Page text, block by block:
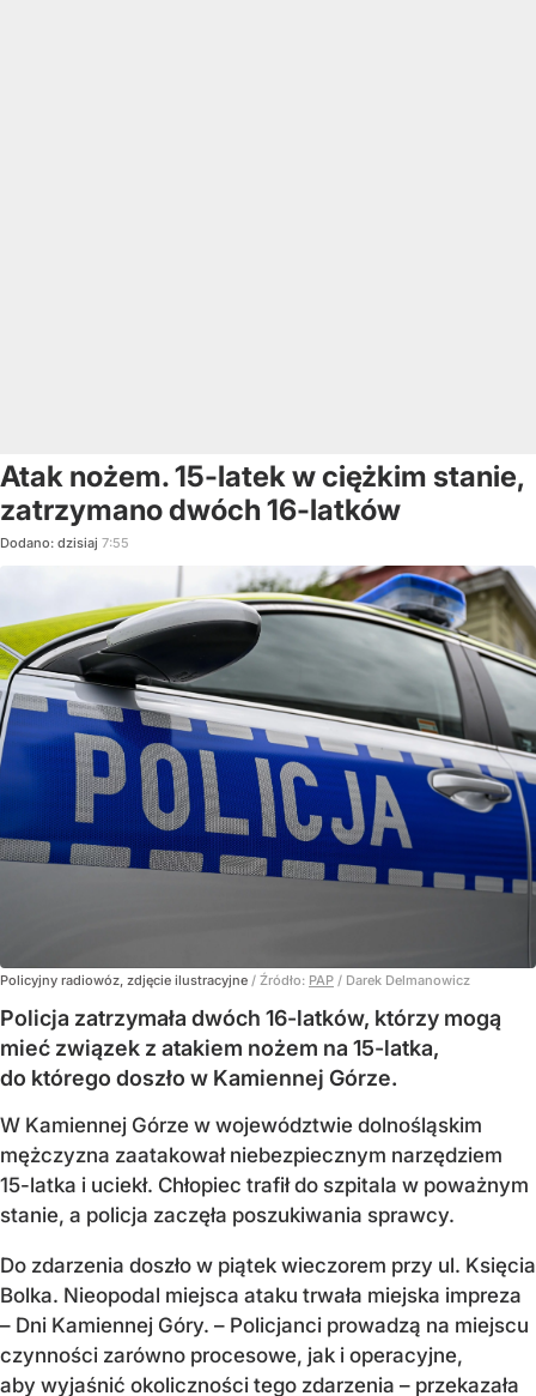
Atak nożem. 15-latek w ciężkim stanie,
zatrzymano dwóch 16-latków
Dodano: dzisiaj 7:55
Policyjny radiowóz, zdjęcie ilustracyjne / Źródło: PAP / Darek Delmanowicz
Policja zatrzymała dwóch 16-latków, którzy mogą
mieć związek z atakiem nożem na 15-latka,
do którego doszło w Kamiennej Górze.
W Kamiennej Górze w województwie dolnośląskim
mężczyzna zaatakował niebezpiecznym narzędziem
15-latka i uciekł. Chłopiec trafił do szpitala w poważnym
stanie, a policja zaczęła poszukiwania sprawcy.
Do zdarzenia doszło w piątek wieczorem przy ul. Księcia
Bolka. Nieopodal miejsca ataku trwała miejska impreza
– Dni Kamiennej Góry. – Policjanci prowadzą na miejscu
czynności zarówno procesowe, jak i operacyjne,
aby wyjaśnić okoliczności tego zdarzenia – przekazała